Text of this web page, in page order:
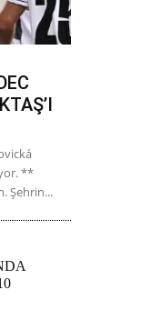
**
Şehrin...